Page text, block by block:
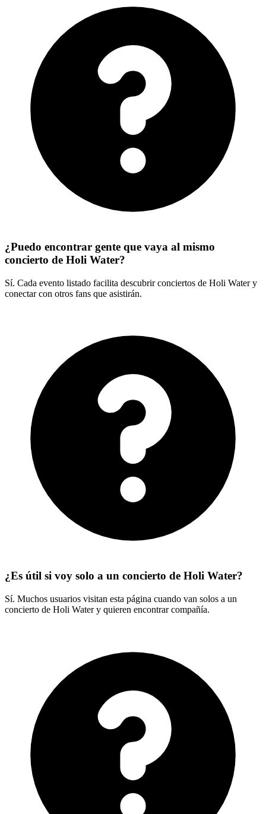
¿Puedo encontrar gente que vaya al mismo
concierto de Holi Water?
Sí. Cada evento listado facilita descubrir conciertos de Holi Water y
conectar con otros fans que asistirán.
¿Es útil si voy solo a un concierto de Holi Water?
Sí. Muchos usuarios visitan esta página cuando van solos a un
concierto de Holi Water y quieren encontrar compañía.